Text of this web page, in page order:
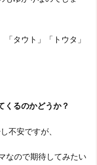
タウト」「トウタ」
くるのかどうか？
不安ですが、
なので期待してみたい